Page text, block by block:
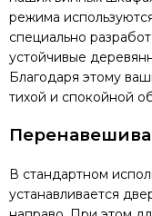
режима
специально
устойчивые
Благодаря этому
тихой и спокойной
В стандартном
устанавливается